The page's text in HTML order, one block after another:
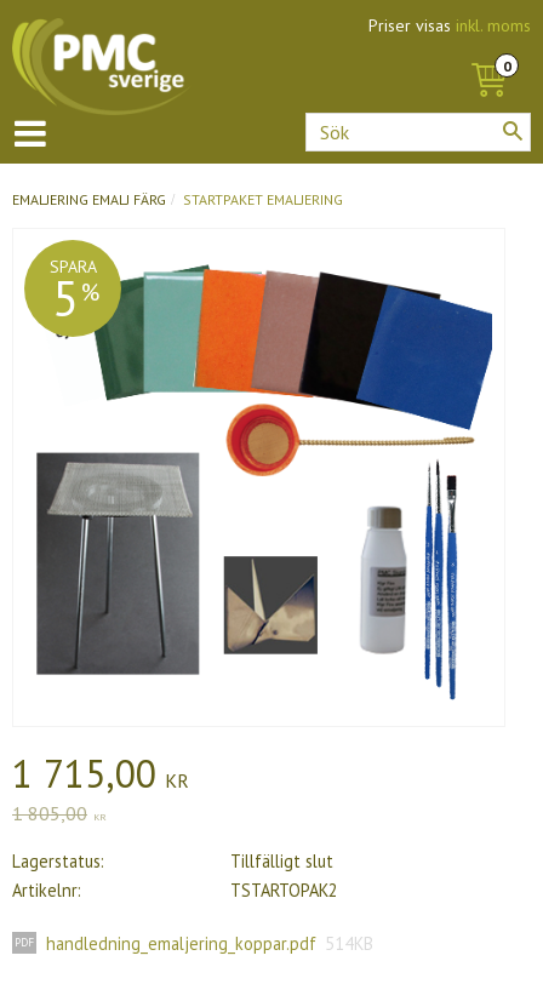
Priser visas inkl. moms
EMALJERING EMALJ FÄRG STARTPAKET EMALJERING
SPARA
5 %
Nedsatt pris:
1 715,00 KR
Ordinarie pris:
1 805,00 KR
Lagerstatus
Tillfälligt slut
Artikelnr
TSTARTOPAK2
handledning_emaljering_koppar.pdf 514KB